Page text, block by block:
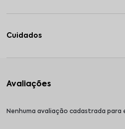
Cuidados
Nenhuma avaliação cadastrada para